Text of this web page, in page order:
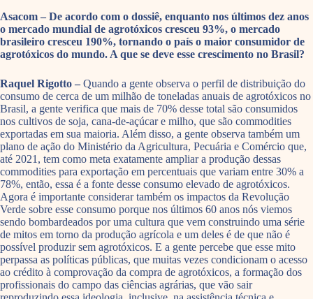
Asacom – De acordo com o dossiê, enquanto nos últimos dez anos
o mercado mundial de agrotóxicos cresceu 93%, o mercado
brasileiro cresceu 190%, tornando o país o maior consumidor de
agrotóxicos do mundo. A que se deve esse crescimento no Brasil?
Raquel Rigotto – Quando a gente observa o perfil de distribuição do
consumo de cerca de um milhão de toneladas anuais de agrotóxicos no
Brasil, a gente verifica que mais de 70% desse total são consumidos
nos cultivos de soja, cana-de-açúcar e milho, que são commodities
exportadas em sua maioria. Além disso, a gente observa também um
plano de ação do Ministério da Agricultura, Pecuária e Comércio que,
até 2021, tem como meta exatamente ampliar a produção dessas
commodities para exportação em percentuais que variam entre 30% a
78%, então, essa é a fonte desse consumo elevado de agrotóxicos.
Agora é importante considerar também os impactos da Revolução
Verde sobre esse consumo porque nos últimos 60 anos nós viemos
sendo bombardeados por uma cultura que vem construindo uma série
de mitos em torno da produção agrícola e um deles é de que não é
possível produzir sem agrotóxicos. E a gente percebe que esse mito
perpassa as políticas públicas, que muitas vezes condicionam o acesso
ao crédito à comprovação da compra de agrotóxicos, a formação dos
profissionais do campo das ciências agrárias, que vão sair